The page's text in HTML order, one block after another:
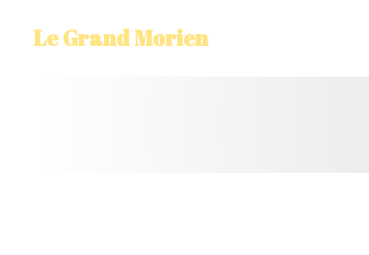
Le Grand Morien